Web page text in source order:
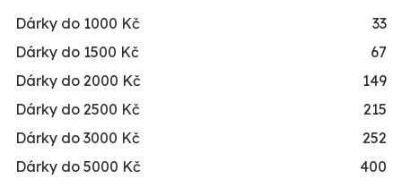
Dárky do 1000 Kč
33
Dárky do 1500 Kč
67
Dárky do 2000 Kč
149
Dárky do 2500 Kč
215
Dárky do 3000 Kč
252
Dárky do 5000 Kč
400